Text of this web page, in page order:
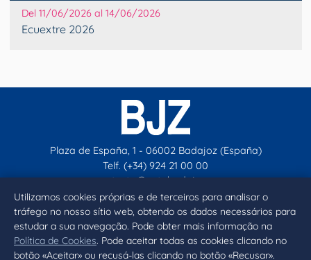
Utilizamos cookies próprias e de terceiros para analisar o
tráfego no nosso sítio web, obtendo os dados necessários para
estudar a sua navegação. Pode obter mais informação na
Política de Cookies. Pode aceitar todas as cookies clicando no
botão «Aceitar» ou recusá-las clicando no botão «Recusar».
Del 11/06/2026 al 14/06/2026
Ecuextre 2026
Plaza de España, 1 - 06002 Badajoz (España)
Telf. (+34) 924 21 00 00
contacto@aytobadajoz.es
Facebook
X Instagram
YouTube
Inicio Aviso legal Privacidad Política de Cookies